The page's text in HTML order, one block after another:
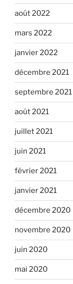
août 2022
mars 2022
janvier 2022
décembre 2021
septembre 2021
août 2021
juillet 2021
juin 2021
février 2021
janvier 2021
décembre 2020
novembre 2020
juin 2020
mai 2020